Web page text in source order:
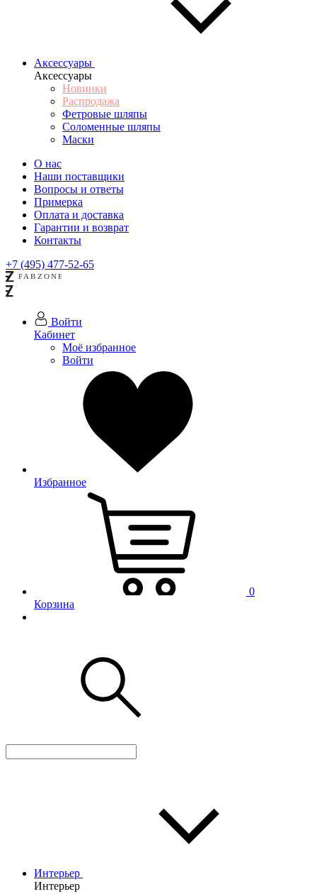
Аксессуары
Аксессуары
Новинки
Распродажа
Фетровые шляпы
Соломенные шляпы
Маски
О нас
Наши поставщики
Вопросы и ответы
Примерка
Оплата и доставка
Гарантии и возврат
Контакты
+7 (495) 477-52-65
Войти
Кабинет
Моё избранное
Войти
Избранное
0
Корзина
Интерьер
Интерьер